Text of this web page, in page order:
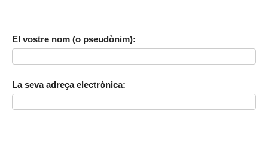
El vostre nom (o pseudònim):
La seva adreça electrònica: